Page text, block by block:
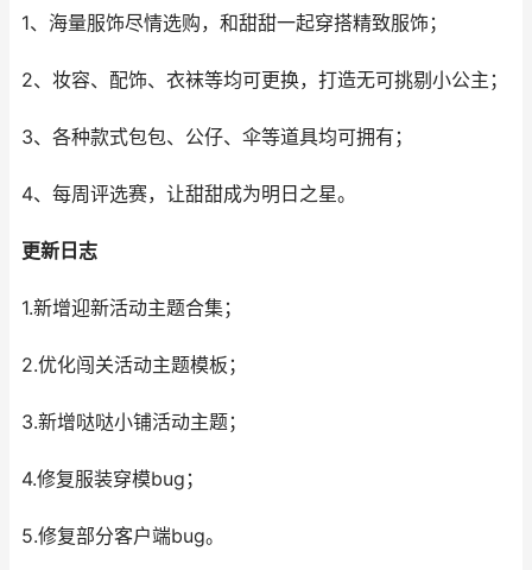
1、海量服饰尽情选购，和甜甜一起穿搭精致服饰；
2、妆容、配饰、衣袜等均可更换，打造无可挑剔小公主；
3、各种款式包包、公仔、伞等道具均可拥有；
4、每周评选赛，让甜甜成为明日之星。
更新日志
1.新增迎新活动主题合集；
2.优化闯关活动主题模板；
3.新增哒哒小铺活动主题；
4.修复服装穿模bug；
5.修复部分客户端bug。